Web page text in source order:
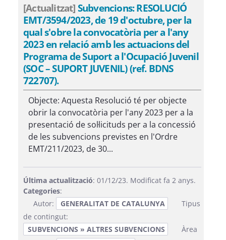
[Actualitzat]Subvencions: RESOLUCIÓ
EMT/3594/2023, de 19 d'octubre, per la
qual s'obre la convocatòria per a l'any
2023 en relació amb les actuacions del
Programa de Suport a l'Ocupació Juvenil
(SOC – SUPORT JUVENIL) (ref. BDNS
722707).
Objecte: Aquesta Resolució té per objecte
obrir la convocatòria per l'any 2023 per a la
presentació de sol·licituds per a la concessió
de les subvencions previstes en l'Ordre
EMT/211/2023, de 30...
Última actualització: 01/12/23. Modificat fa 2 anys.
Categories:
Autor:
GENERALITAT DE CATALUNYA
Tipus
de contingut:
SUBVENCIONS » ALTRES SUBVENCIONS
Àrea